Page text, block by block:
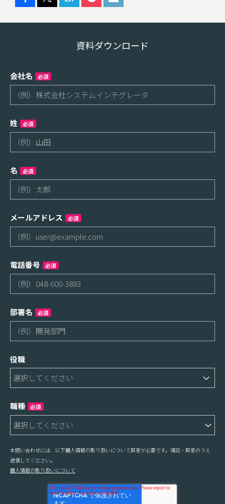
資料ダウンロード
会社名 必須
姓 必須
名 必須
メールアドレス 必須
電話番号 必須
部署名 必須
役職
職種 必須
本問い合わせには、以下個人情報の取り扱いについて同意が必要です。確認・同意のうえ
送信してください。
個人情報の取り扱いについて